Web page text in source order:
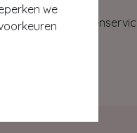
we
met onze